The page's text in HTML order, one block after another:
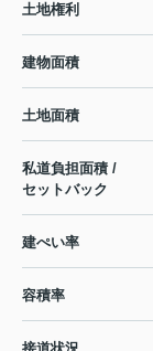
土地権利
建物面積
土地面積
私道負担面積 /
セットバック
建ぺい率
容積率